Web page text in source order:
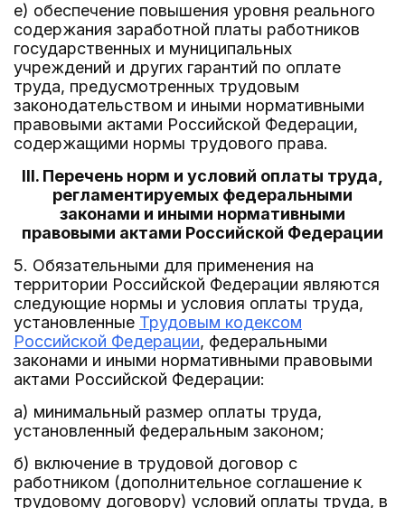
е) обеспечение повышения уровня реального
содержания заработной платы работников
государственных и муниципальных
учреждений и других гарантий по оплате
труда, предусмотренных трудовым
законодательством и иными нормативными
правовыми актами Российской Федерации,
содержащими нормы трудового права.
III. Перечень норм и условий оплаты труда,
регламентируемых федеральными
законами и иными нормативными
правовыми актами Российской Федерации
5. Обязательными для применения на
территории Российской Федерации являются
следующие нормы и условия оплаты труда,
установленные Трудовым кодексом
Российской Федерации, федеральными
законами и иными нормативными правовыми
актами Российской Федерации:
а) минимальный размер оплаты труда,
установленный федеральным законом;
б) включение в трудовой договор с
работником (дополнительное соглашение к
трудовому договору) условий оплаты труда, в